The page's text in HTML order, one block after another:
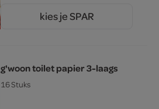
kies je SPAR
g'woon toilet papier 3-laags
16 Stuks